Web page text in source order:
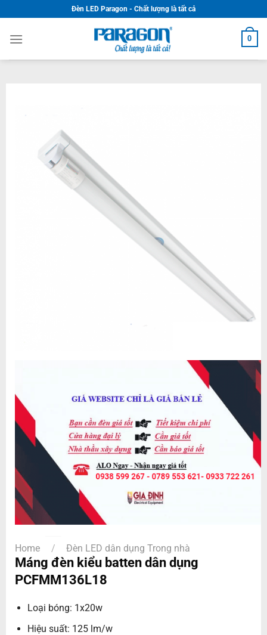
to
content
Đèn LED Paragon - Chất lượng là tất cả
0
Home / Đèn LED dân dụng Trong nhà
Máng đèn kiểu batten dân dụng
PCFMM136L18
Loại bóng: 1x20w
Hiệu suất: 125 lm/w